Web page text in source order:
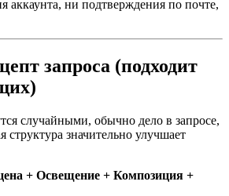
аккаунта, ни подтверждения по почте,
запроса (подходит
случайными, обычно дело в запросе,
структура значительно улучшает
+ Освещение + Композиция +